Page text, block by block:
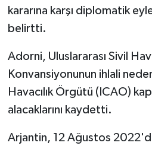
kararına karşı diplomatik
belirtti.
Adorni, Uluslararası Sivil
Konvansiyonunun ihlali
Havacılık Örgütü (ICAO)
alacaklarını kaydetti.
Arjantin, 12 Ağustos